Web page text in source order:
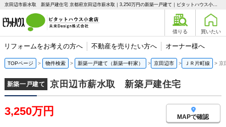
京田辺市薪水取 新築戸建住宅 京都府京田辺市薪水取｜3,250万円の新築一戸建て｜ピタットハウス小倉店 未来Design株式会社
借りる 買いたい
リフォームをお考えの方へ 不動産を売りたい方へ オーナー様へ
TOPページ 物件検索 新築一戸建て（新築一軒家） 京田辺市 ＪＲ片町線 京
新築一戸建て 京田辺市薪水取 新築戸建住宅
3,250万円 MAPで確認